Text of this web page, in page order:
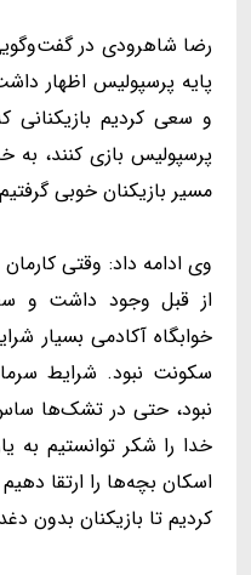
رضا شاهرودی در
پایه پرسپولیس اظهار
و سعی کردیم بازیکنانی
پرسپولیس بازی کنند، به
مسیر بازیکنان خوبی
وی ادامه داد: وقتی
از قبل وجود داشت و
خوابگاه آکادمی بسیار
سکونت نبود. شرایط
نبود، حتی در تشک‌ها
خدا را شکر توانستیم
اسکان بچه‌ها را ارتقا
کردیم تا بازیکنان بدون